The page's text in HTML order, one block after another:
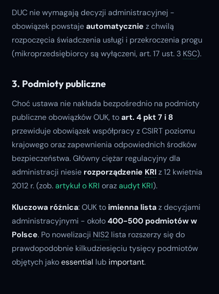
DUC nie wymagają decyzji administracyjnej -
obowiązek powstajeautomatycznie z chwilą
rozpoczęcia świadczenia usługi i przekroczenia progu
(mikroprzedsiębiorcy są wyłączeni, art. 17 ust. 3 KSC).
3. Podmioty publiczne
Choć ustawa nie nakłada bezpośrednio na podmioty
publiczne obowiązków OUK, toart. 4 pkt 7 i 8
przewiduje obowiązek współpracy z CSIRT poziomu
krajowego oraz zapewnienia odpowiednich środków
bezpieczeństwa. Główny ciężar regulacyjny dla
administracji niesie rozporządzenie KRIz 12 kwietnia
2012 r. (zob.artykuł o KRI orazaudyt KRI).
Kluczowa różnica: OUK to imienna listaz decyzjami
administracyjnymi - około400-500 podmiotów w
Polsce. Po nowelizacji NIS2 lista rozszerzy się do
prawdopodobnie kilkudziesięciu tysięcy podmiotów
objętych jakoessential lub important.